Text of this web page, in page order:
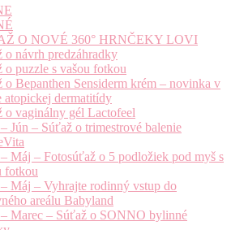
O NOVÉ 360° HRNČEKY LOVI
o návrh predzáhradky
o puzzle s vašou fotkou
o Bepanthen Sensiderm krém – novinka v
atopickej dermatitídy
o vaginálny gél Lactofeel
Jún – Súťaž o trimestrové balenie
Máj – Fotosúťaž o 5 podložiek pod myš s
fotkou
Máj – Vyhrajte rodinný vstup do
areálu Babyland
Marec – Súťaž o SONNO bylinné